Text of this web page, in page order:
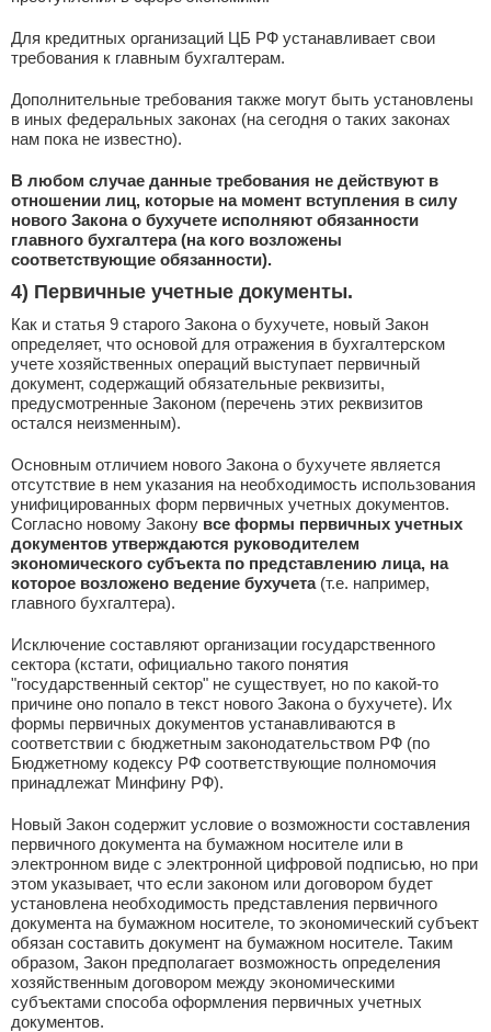
Для кредитных организаций ЦБ РФ устанавливает свои
требования к главным бухгалтерам.
Дополнительные требования также могут быть установлены
в иных федеральных законах (на сегодня о таких законах
нам пока не известно).
В любом случае данные требования не действуют в
отношении лиц, которые на момент вступления в силу
нового Закона о бухучете исполняют обязанности
главного бухгалтера (на кого возложены
соответствующие обязанности).
4) Первичные учетные документы.
Как и статья 9 старого Закона о бухучете, новый Закон
определяет, что основой для отражения в бухгалтерском
учете хозяйственных операций выступает первичный
документ, содержащий обязательные реквизиты,
предусмотренные Законом (перечень этих реквизитов
остался неизменным).
Основным отличием нового Закона о бухучете является
отсутствие в нем указания на необходимость использования
унифицированных форм первичных учетных документов.
Согласно новому Закону все формы первичных учетных
документов утверждаются руководителем
экономического субъекта по представлению лица, на
которое возложено ведение бухучета (т.е. например,
главного бухгалтера).
Исключение составляют организации государственного
сектора (кстати, официально такого понятия
"государственный сектор" не существует, но по какой-то
причине оно попало в текст нового Закона о бухучете). Их
формы первичных документов устанавливаются в
соответствии с бюджетным законодательством РФ (по
Бюджетному кодексу РФ соответствующие полномочия
принадлежат Минфину РФ).
Новый Закон содержит условие о возможности составления
первичного документа на бумажном носителе или в
электронном виде с электронной цифровой подписью, но при
этом указывает, что если законом или договором будет
установлена необходимость представления первичного
документа на бумажном носителе, то экономический субъект
обязан составить документ на бумажном носителе. Таким
образом, Закон предполагает возможность определения
хозяйственным договором между экономическими
субъектами способа оформления первичных учетных
документов.